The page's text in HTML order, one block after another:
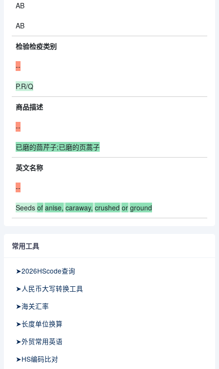
AB
AB
检验检疫类别
--
P.R/Q
商品描述
--
已磨的茴芹子;已磨的页蒿子
英文名称
--
Seeds of anise, caraway, crushed or ground
常用工具
➤2026HScode查询
➤人民币大写转换工具
➤海关汇率
➤长度单位换算
➤外贸常用英语
➤HS编码比对